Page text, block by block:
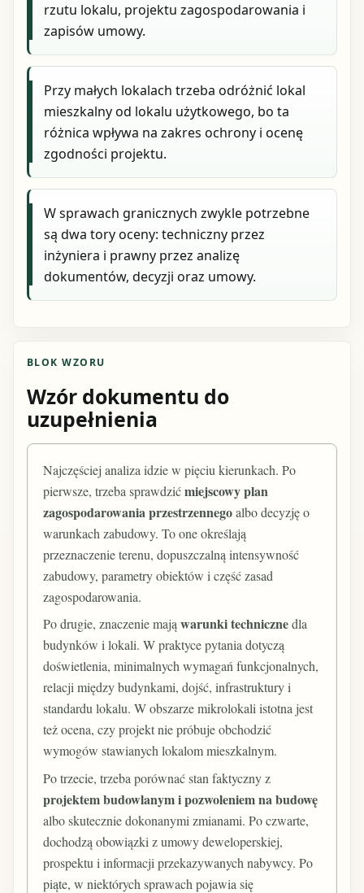
rzutu lokalu, projektu zagospodarowania i
zapisów umowy.
Przy małych lokalach trzeba odróżnić lokal
mieszkalny od lokalu użytkowego, bo ta
różnica wpływa na zakres ochrony i ocenę
zgodności projektu.
W sprawach granicznych zwykle potrzebne
są dwa tory oceny: techniczny przez
inżyniera i prawny przez analizę
dokumentów, decyzji oraz umowy.
BLOK WZORU
Wzór dokumentu do
uzupełnienia
Najczęściej analiza idzie w pięciu kierunkach. Po
pierwsze, trzeba sprawdzićmiejscowy plan
zagospodarowania przestrzennegoalbo decyzję o
warunkach zabudowy. To one określają
przeznaczenie terenu, dopuszczalną intensywność
zabudowy, parametry obiektów i część zasad
zagospodarowania.
Po drugie, znaczenie mająwarunki technicznedla
budynków i lokali. W praktyce pytania dotyczą
doświetlenia, minimalnych wymagań funkcjonalnych,
relacji między budynkami, dojść, infrastruktury i
standardu lokalu. W obszarze mikrolokali istotna jest
też ocena, czy projekt nie próbuje obchodzić
wymogów stawianych lokalom mieszkalnym.
Po trzecie, trzeba porównać stan faktyczny z
projektem budowlanym i pozwoleniem na budowę
albo skutecznie dokonanymi zmianami. Po czwarte,
dochodzą obowiązki z umowy deweloperskiej,
prospektu i informacji przekazywanych nabywcy. Po
piąte, w niektórych sprawach pojawia się